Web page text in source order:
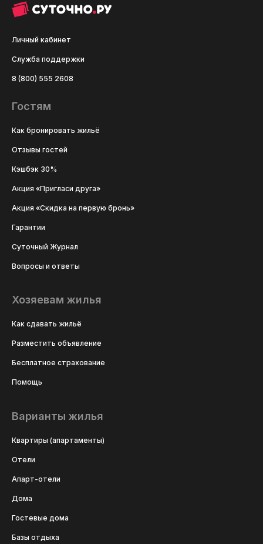
Личный кабинет
Служба поддержки
8 (800) 555 2608
Гостям
Как бронировать жильё
Отзывы гостей
Кэшбэк 30%
Акция «Пригласи друга»
Акция «Скидка на первую бронь»
Гарантии
Суточный Журнал
Вопросы и ответы
Хозяевам жилья
Как сдавать жильё
Разместить объявление
Бесплатное страхование
Помощь
Варианты жилья
Квартиры (апартаменты)
Отели
Апарт-отели
Дома
Гостевые дома
Базы отдыха